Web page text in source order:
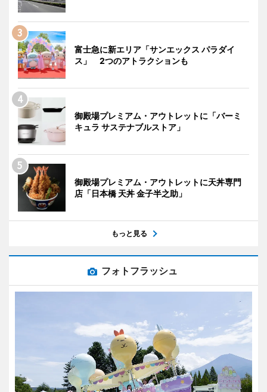
富士急に新エリア「サンエックス パラダイ
ス」 2つのアトラクションも
御殿場プレミアム・アウトレットに「バーミ
キュラ サステナブルストア」
御殿場プレミアム・アウトレットに天丼専門
店「日本橋 天丼 金子半之助」
もっと見る
フォトフラッシュ